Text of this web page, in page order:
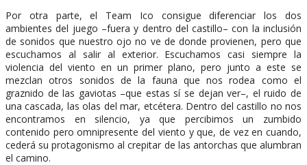
Por otra parte, el Team Ico consigue diferenciar los dos
ambientes del juego –fuera y dentro del castillo– con la inclusión
de sonidos que nuestro ojo no ve de donde provienen, pero que
escuchamos al salir al exterior. Escuchamos casi siempre la
violencia del viento en un primer plano, pero junto a este se
mezclan otros sonidos de la fauna que nos rodea como el
graznido de las gaviotas –que estas sí se dejan ver–, el ruido de
una cascada, las olas del mar, etcétera. Dentro del castillo no nos
encontramos en silencio, ya que percibimos un zumbido
contenido pero omnipresente del viento y que, de vez en cuando,
cederá su protagonismo al crepitar de las antorchas que alumbran
el camino.